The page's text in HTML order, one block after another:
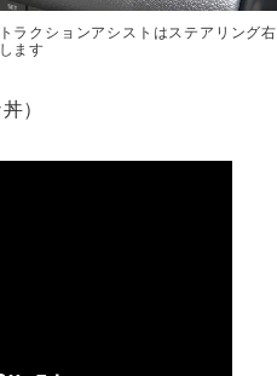
ラクションアシストはステアリング右
ます
）